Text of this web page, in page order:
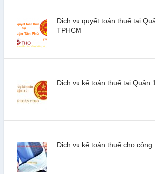
Dịch vụ quyết toán thuế tại
TPHCM
Dịch vụ kế toán thuế tại Quận
Dịch vụ kế toán thuế cho